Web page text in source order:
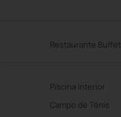
Restaurante Buffet
Piscina Interior
Campo de Ténis